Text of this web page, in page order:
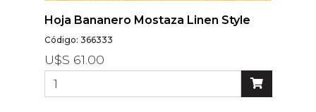
Infantiles
Liso
Lunares
Hoja Bananero Mostaza Linen Style
Código: 366333
U$S 61.00